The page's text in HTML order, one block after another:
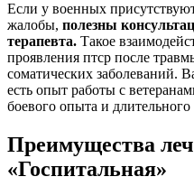
Если у военных
жалобы, полезны
терапевта. Такое
проявления птср после
соматических заболеваний.
есть опыт работы с
боевого опыта и
Преимущества
«Госпитальная»